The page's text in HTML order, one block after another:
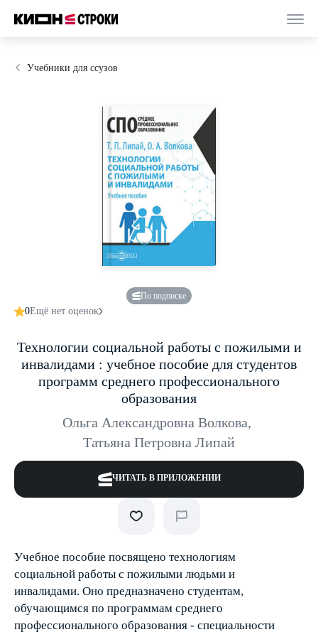
Учебники для ссузов
По подписке
0Ещё нет оценок
Технологии социальной работы с пожилыми и
инвалидами : учебное пособие для студентов
программ среднего профессионального
образования
Ольга Александровна Волкова,
Татьяна Петровна Липай
ЧИТАТЬ В ПРИЛОЖЕНИИ
Учебное пособие посвящено технологиям
социальной работы с пожилыми людьми и
инвалидами. Оно предназначено студентам,
обучающимся по программам среднего
профессионального образования - специальности